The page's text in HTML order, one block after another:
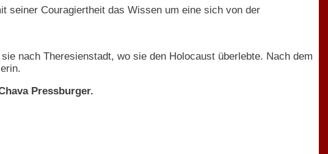
seiner Couragiertheit das Wissen um eine sich von der
nach Theresienstadt, wo sie den Holocaust überlebte. Nach dem
Pressburger.